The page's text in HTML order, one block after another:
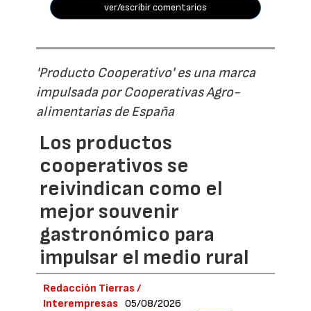
ver/escribir comentarios
'Producto Cooperativo' es una marca
impulsada por Cooperativas Agro-
alimentarias de España
Los productos
cooperativos se
reivindican como el
mejor souvenir
gastronómico para
impulsar el medio rural
Redacción Tierras /
Interempresas
05/08/2026